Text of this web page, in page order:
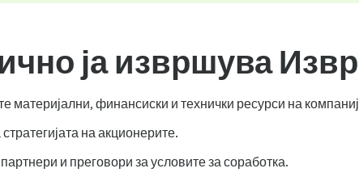
ја извршува
финансиски и технички ресурси на
на акционерите.
и преговори за условите за соработка.